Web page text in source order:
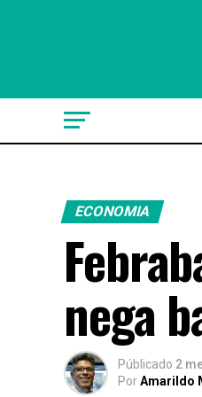
ECONOMIA
nega
Públicado 2
PorAmarildo